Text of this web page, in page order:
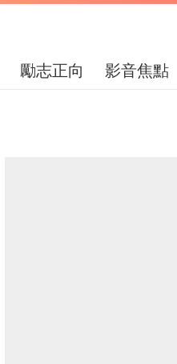
勵志正向 影音焦點